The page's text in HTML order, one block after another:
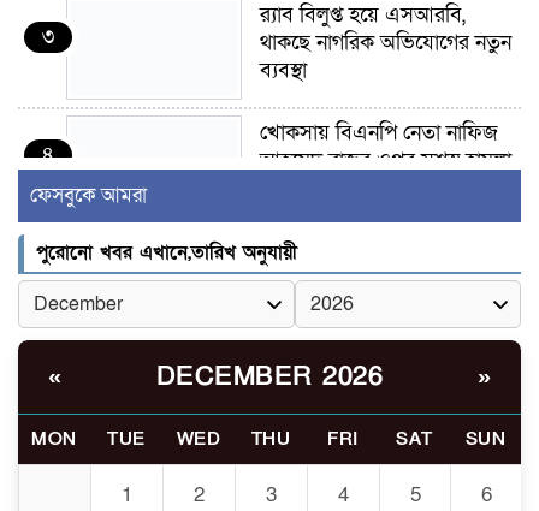
৩
র‍্যাব বিলুপ্ত হয়ে এসআরবি,
থাকছে নাগরিক অভিযোগের নতুন
ব্যবস্থা
৪
খোকসায় বিএনপি নেতা নাফিজ
আহমেদ রাজুর ওপর সশস্ত্র হামলা,
৫
সাঈদীর ছবিতে জুতা
নিক্ষেপকারীরা ‘জারজ সন্তান’:
আমির হামজা
৬
ইসলামী বিশ্ববিদ্যালয়র ৪৪
তৎপরতার অভিযোগ/ তদন্তে
গঠিত হলো উচ্চপর্যায়ের কমিটি
ফেসবুকে আমরা
পুরোনো খবর এখানে,তারিখ অনুযায়ী
« DECEMBER 2026 »
MON TUE WED THU FRI SAT SUN
1 2 3 4 5 6